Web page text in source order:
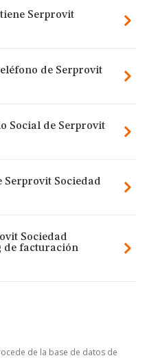
Serprovit
de Serprovit
Social de Serprovit
Serprovit Sociedad
Sociedad
de facturación
de la base de datos de